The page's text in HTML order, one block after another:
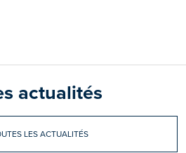
actualités
LES ACTUALITÉS